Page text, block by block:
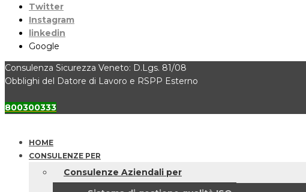
Twitter
Instagram
linkedin
Google
Consulenza Sicurezza Veneto: D.Lgs. 81/08
Obblighi del Datore di Lavoro e RSPP Esterno
800300333
HOME
CONSULENZE PER
Consulenze Aziendali per